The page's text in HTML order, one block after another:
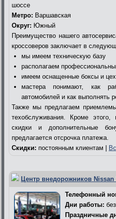
шоссе
Метро: Варшавская
Округ: Южный
Преимущество нашего
кроссоверов заключает в
мы имеем техническую базу
располагаем
имеем оснащенные боксы и
мастера понимают, как
автомобилей и как выполнять
Также мы предлагаем
техобслуживания. Кроме
скидки и дополнительные
предлагается отсрочка платежа.
Скидки: постоянным клиентам |
Центр внедорожников
Телефонный
Дни работы:
Праздничные